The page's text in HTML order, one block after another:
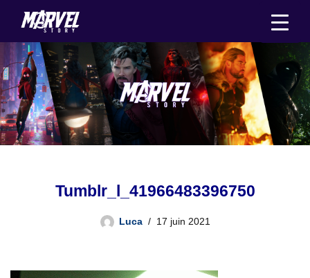
au
contenu
Tumblr_l_41966483396750
Luca 17 juin 2021